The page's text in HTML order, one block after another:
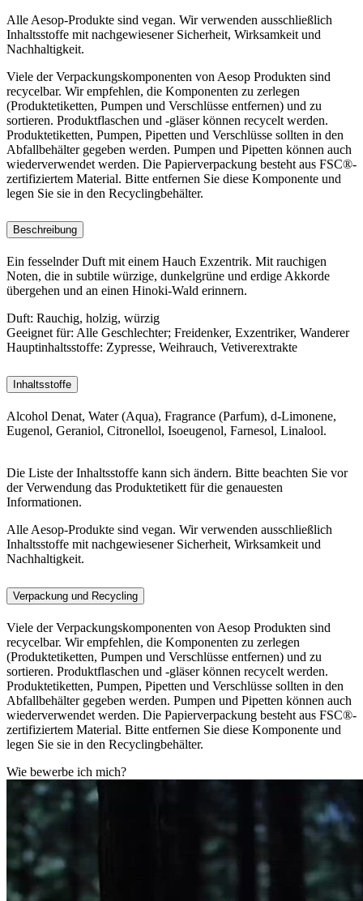
Alle Aesop-Produkte sind vegan. Wir verwenden ausschließlich
Inhaltsstoffe mit nachgewiesener Sicherheit, Wirksamkeit und
Nachhaltigkeit.
Viele der Verpackungskomponenten von Aesop Produkten sind
recycelbar. Wir empfehlen, die Komponenten zu zerlegen
(Produktetiketten, Pumpen und Verschlüsse entfernen) und zu
sortieren. Produktflaschen und -gläser können recycelt werden.
Produktetiketten, Pumpen, Pipetten und Verschlüsse sollten in den
Abfallbehälter gegeben werden. Pumpen und Pipetten können auch
wiederverwendet werden. Die Papierverpackung besteht aus FSC®-
zertifiziertem Material. Bitte entfernen Sie diese Komponente und
legen Sie sie in den Recyclingbehälter.
Beschreibung
Ein fesselnder Duft mit einem Hauch Exzentrik. Mit rauchigen
Noten, die in subtile würzige, dunkelgrüne und erdige Akkorde
übergehen und an einen Hinoki-Wald erinnern.
Duft: Rauchig, holzig, würzig
Geeignet für: Alle Geschlechter; Freidenker, Exzentriker, Wanderer
Hauptinhaltsstoffe: Zypresse, Weihrauch, Vetiverextrakte
Inhaltsstoffe
Alcohol Denat, Water (Aqua), Fragrance (Parfum), d-Limonene,
Eugenol, Geraniol, Citronellol, Isoeugenol, Farnesol, Linalool.
Die Liste der Inhaltsstoffe kann sich ändern. Bitte beachten Sie vor
der Verwendung das Produktetikett für die genauesten
Informationen.
Alle Aesop-Produkte sind vegan. Wir verwenden ausschließlich
Inhaltsstoffe mit nachgewiesener Sicherheit, Wirksamkeit und
Nachhaltigkeit.
Verpackung und Recycling
Viele der Verpackungskomponenten von Aesop Produkten sind
recycelbar. Wir empfehlen, die Komponenten zu zerlegen
(Produktetiketten, Pumpen und Verschlüsse entfernen) und zu
sortieren. Produktflaschen und -gläser können recycelt werden.
Produktetiketten, Pumpen, Pipetten und Verschlüsse sollten in den
Abfallbehälter gegeben werden. Pumpen und Pipetten können auch
wiederverwendet werden. Die Papierverpackung besteht aus FSC®-
zertifiziertem Material. Bitte entfernen Sie diese Komponente und
legen Sie sie in den Recyclingbehälter.
Wie bewerbe ich mich?